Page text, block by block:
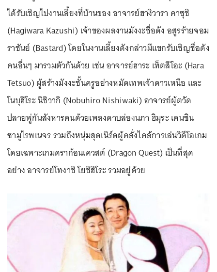
ได้รับเชิญไปงานเลี้ยงที่บ้านของ อาจารย์ฮางิวารา คาซุชิ
(Hagiwara Kazushi) เจ้าของผลงานมังงะชื่อดัง อสูรร้ายจอม
ราชันย์ (Bastard) โดยในงานเลี้ยงดังกล่าวมีแขกรับเชิญชื่อดัง
คนอื่นๆ มารวมตัวกันด้วย เช่น อาจารย์ฮาระ เท็ตสึโอะ (Hara
Tetsuo) ผู้สร้างมังงะชั้นครูอย่างหมัดเทพเจ้าดาวเหนือ และ
โนบุฮิโระ นิชิวากิ (Nobuhiro Nishiwaki) อาจารย์ผู้ตวัด
ปลายพู่กันสังหารคนด้วยเพลงดาบล่องนภา ฮิมุระ เคนชิน
ซามูไรพเนจร รวมถึงหนุ่มสุดเนิร์ดผู้คลั่งไคล้การเล่นวิดีโอเกม
โดยเฉพาะเกมดราก้อนเควสต์ (Dragon Quest) เป็นที่สุด
อย่าง อาจารย์โทงาชิ โยชิฮิโระ รวมอยู่ด้วย